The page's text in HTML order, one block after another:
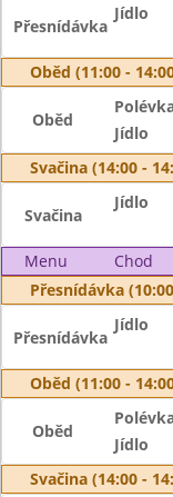
Přesnídávka
Jídlo
Oběd (11:00 -
Oběd
Jídlo
Svačina (14:00 -
Svačina
Jídlo
Menu Chod
Přesnídávka
Přesnídávka
Jídlo
Oběd (11:00 -
Oběd
Jídlo
Svačina (14:00 -